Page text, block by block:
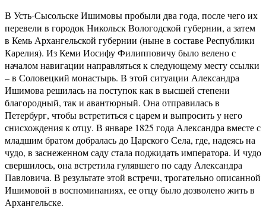
В Усть-Сысольске Ишимовы пробыли два года, после чего их
перевели в городок Никольск Вологодской губернии, а затем
в Кемь Архангельской губернии (ныне в составе Республики
Карелия). Из Кеми Иосифу Филипповичу было велено с
началом навигации направляться к следующему месту ссылки
– в Соловецкий монастырь. В этой ситуации Александра
Ишимова решилась на поступок как в высшей степени
благородный, так и авантюрный. Она отправилась в
Петербург, чтобы встретиться с царем и выпросить у него
снисхождения к отцу. В январе 1825 года Александра вместе с
младшим братом добралась до Царского Села, где, надеясь на
чудо, в заснеженном саду стала поджидать императора. И чудо
свершилось, она встретила гулявшего по саду Александра
Павловича. В результате этой встречи, трогательно описанной
Ишимовой в воспоминаниях, ее отцу было дозволено жить в
Архангельске.